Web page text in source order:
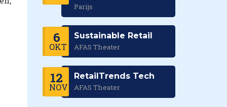
Parijs
6
OKT
Sustainable Retail
AFAS Theater
12
NOV
RetailTrends Tech
AFAS Theater